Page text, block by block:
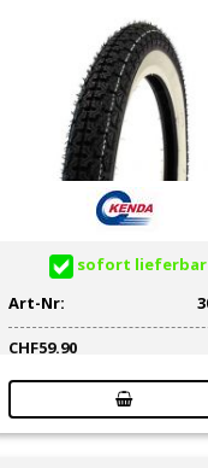
sofort lieferbar
Art-Nr:
CHF59.90